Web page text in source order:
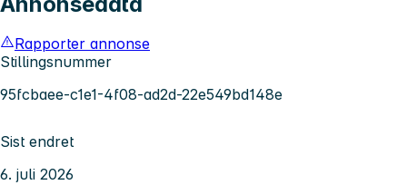
Rapporter annonse
Stillingsnummer
95fcbaee-c1e1-4f08-ad2d-22e549bd148e
Sist endret
6. juli 2026